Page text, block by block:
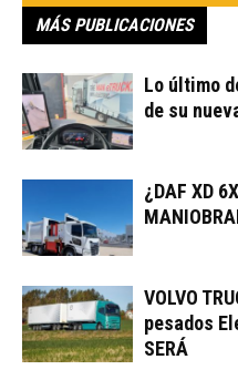
MÁS PUBLICACIONES
Lo último
de su
¿DAF XD
VOLVO
pesados
SERÁ